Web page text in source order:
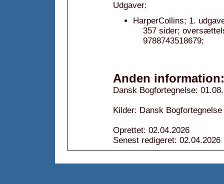
Udgaver:
HarperCollins; 1.
357 sider;
9788743518679;
Anden information:
Dansk Bogfortegnelse:
Kilder: Dansk Bogfortegnelse
Oprettet: 02.04.2026
Senest redigeret: 02.04.2026